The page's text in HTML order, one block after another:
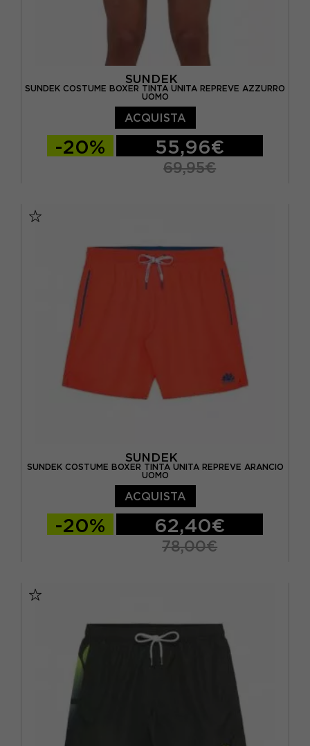
SUNDEK
SUNDEK COSTUME BOXER TINTA UNITA REPREVE AZZURRO
UOMO
ACQUISTA
-20% 55,96€
69,95€
SUNDEK
SUNDEK COSTUME BOXER TINTA UNITA REPREVE ARANCIO
UOMO
ACQUISTA
-20% 62,40€
78,00€